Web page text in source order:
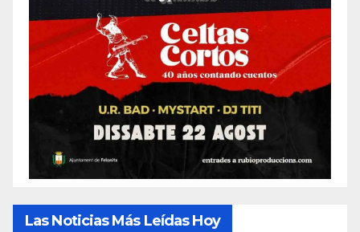
Las Noticias Más Leídas Hoy